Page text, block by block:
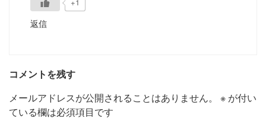
+1
返信
コメントを残す
メールアドレスが公開されることはありません。
※ が付い
ている欄は必須項目です